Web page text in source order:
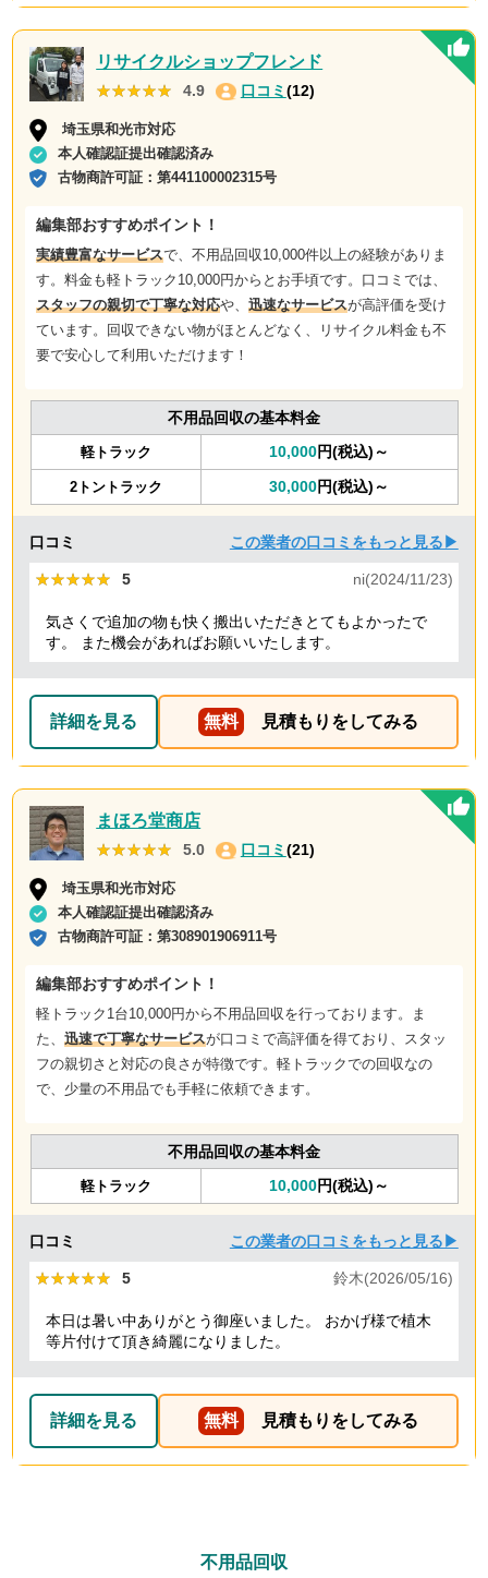
リサイクルショップフレンド
★★★★★
★★★★★ 4.9 口コミ (12)
埼玉県和光市対応
本人確認証提出確認済み
古物商許可証：第441100002315号
編集部おすすめポイント！
実績豊富なサービスで、不用品回収10,000件以上の経験がありま
す。料金も軽トラック10,000円からとお手頃です。口コミでは、
スタッフの親切で丁寧な対応や、 迅速なサービスが高評価を受け
ています。回収できない物がほとんどなく、リサイクル料金も不
要で安心して利用いただけます！
不用品回収の基本料金
軽トラック 10,000円(税込)～
2トントラック 30,000円(税込)～
口コミ この業者の口コミをもっと見る▶
★★★★★
★★★★★ 5 ni(2024/11/23)
気さくで追加の物も快く搬出いただきとてもよかったで
す。 また機会があればお願いいたします。
詳細を見る 無料 見積もりをしてみる
まほろ堂商店
★★★★★
★★★★★ 5.0 口コミ (21)
埼玉県和光市対応
本人確認証提出確認済み
古物商許可証：第308901906911号
編集部おすすめポイント！
軽トラック1台10,000円から不用品回収を行っております。ま
た、 迅速で丁寧なサービスが口コミで高評価を得ており、スタッ
フの親切さと対応の良さが特徴です。軽トラックでの回収なの
で、少量の不用品でも手軽に依頼できます。
不用品回収の基本料金
軽トラック 10,000円(税込)～
口コミ この業者の口コミをもっと見る▶
★★★★★
★★★★★ 5 鈴木(2026/05/16)
本日は暑い中ありがとう御座いました。 おかげ様で植木
等片付けて頂き綺麗になりました。
詳細を見る 無料 見積もりをしてみる
不用品回収